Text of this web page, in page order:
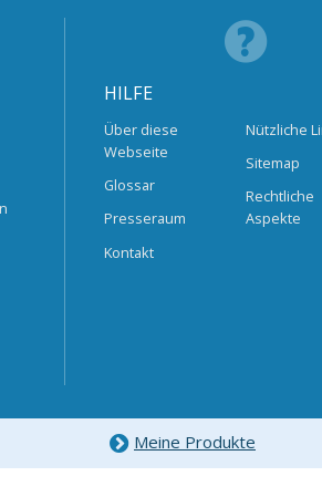
HILFE
Über diese
Webseite
Glossar
Presseraum
Kontakt
Nützliche
Sitemap
Rechtliche
Aspekte
Meine Produkte